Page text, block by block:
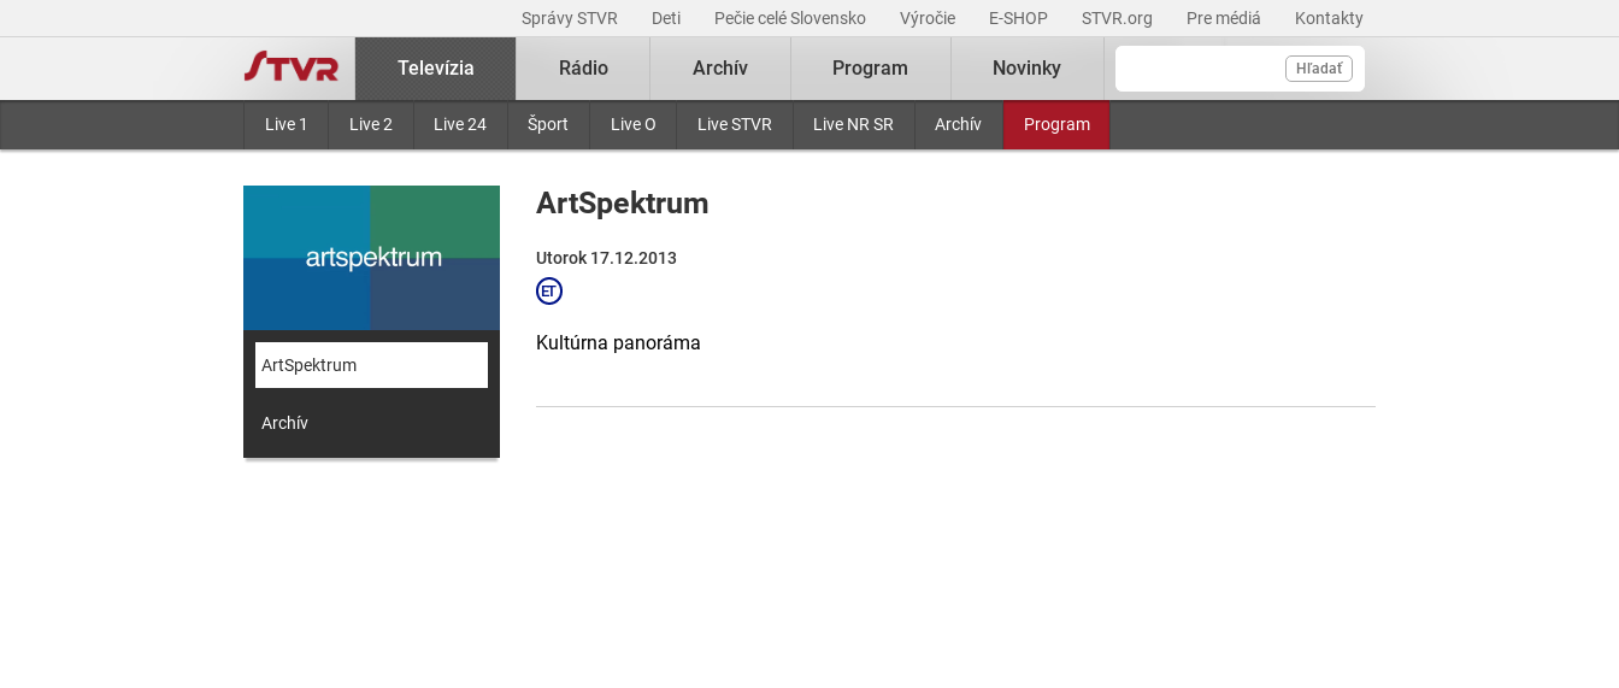
Správy STVR Deti Pečie celé Slovensko Výročie E-SHOP STVR.org Pre médiá Kontakty
Hľadať
Televízia
Live 1 Live 2 Live 24 Šport Live O Live STVR Live NR SR Archív Program
Rádio Archív Program Novinky
ArtSpektrum
Archív
ArtSpektrum
Utorok 17.12.2013
Kultúrna panoráma